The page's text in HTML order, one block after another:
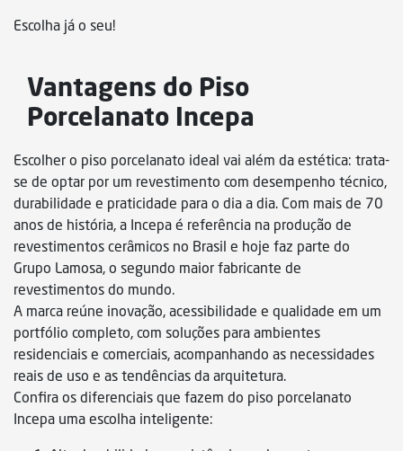
Escolha já o seu!
Vantagens do Piso
Porcelanato Incepa
Escolher o piso porcelanato ideal vai além da estética: trata-
se de optar por um revestimento com desempenho técnico,
durabilidade e praticidade para o dia a dia. Com mais de 70
anos de história, a Incepa é referência na produção de
revestimentos cerâmicos no Brasil e hoje faz parte do
Grupo Lamosa, o segundo maior fabricante de
revestimentos do mundo.
A marca reúne inovação, acessibilidade e qualidade em um
portfólio completo, com soluções para ambientes
residenciais e comerciais, acompanhando as necessidades
reais de uso e as tendências da arquitetura.
Confira os diferenciais que fazem do piso porcelanato
Incepa uma escolha inteligente: